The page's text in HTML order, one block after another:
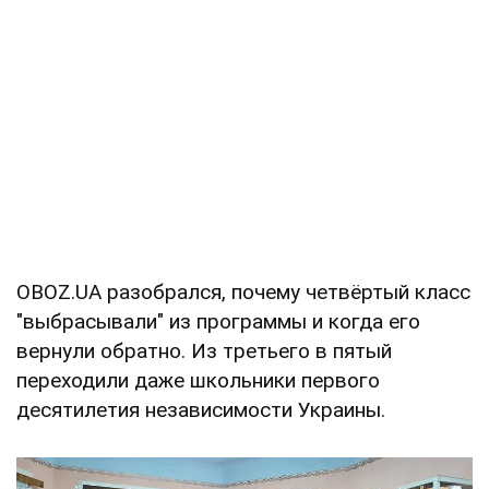
OBOZ.UA разобрался, почему четвёртый класс
"выбрасывали" из программы и когда его
вернули обратно. Из третьего в пятый
переходили даже школьники первого
десятилетия независимости Украины.